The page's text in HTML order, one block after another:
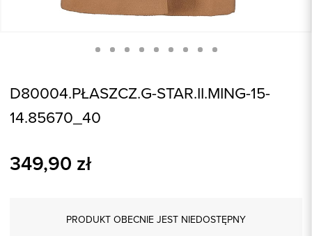
D80004.PŁASZCZ.G-STAR.II.MING-15-
14.85670_40
349,90 zł
PRODUKT OBECNIE JEST NIEDOSTĘPNY